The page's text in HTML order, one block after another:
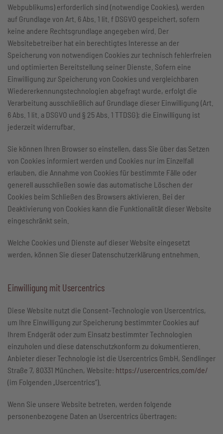
Webpublikums) erforderlich sind (notwendige Cookies), werden
auf Grundlage von Art. 6 Abs. 1 lit. f DSGVO gespeichert, sofern
keine andere Rechtsgrundlage angegeben wird. Der
Websitebetreiber hat ein berechtigtes Interesse an der
Speicherung von notwendigen Cookies zur technisch fehlerfreien
und optimierten Bereitstellung seiner Dienste. Sofern eine
Einwilligung zur Speicherung von Cookies und vergleichbaren
Wiedererkennungstechnologien abgefragt wurde, erfolgt die
Verarbeitung ausschließlich auf Grundlage dieser Einwilligung (Art.
6 Abs. 1 lit. a DSGVO und § 25 Abs. 1 TTDSG); die Einwilligung ist
jederzeit widerrufbar.
Sie können Ihren Browser so einstellen, dass Sie über das Setzen
von Cookies informiert werden und Cookies nur im Einzelfall
erlauben, die Annahme von Cookies für bestimmte Fälle oder
generell ausschließen sowie das automatische Löschen der
Cookies beim Schließen des Browsers aktivieren. Bei der
Deaktivierung von Cookies kann die Funktionalität dieser Website
eingeschränkt sein.
Welche Cookies und Dienste auf dieser Website eingesetzt
werden, können Sie dieser Datenschutzerklärung entnehmen.
Einwilligung mit Usercentrics
Diese Website nutzt die Consent-Technologie von Usercentrics,
um Ihre Einwilligung zur Speicherung bestimmter Cookies auf
Ihrem Endgerät oder zum Einsatz bestimmter Technologien
einzuholen und diese datenschutzkonform zu dokumentieren.
Anbieter dieser Technologie ist die Usercentrics GmbH, Sendlinger
Straße 7, 80331 München, Website: https://usercentrics.com/de/
(im Folgenden „Usercentrics“).
Wenn Sie unsere Website betreten, werden folgende
personenbezogene Daten an Usercentrics übertragen: